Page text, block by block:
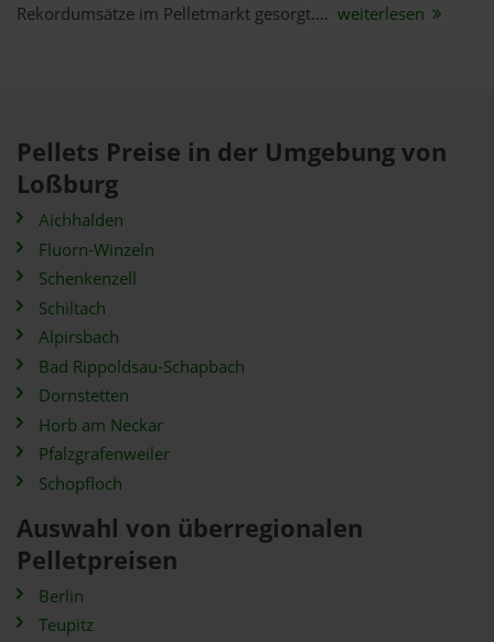
Rekordumsätze im Pelletmarkt gesorgt.... weiterlesen
Pellets Preise in der Umgebung von
Loßburg
Aichhalden
Fluorn-Winzeln
Schenkenzell
Schiltach
Alpirsbach
Bad Rippoldsau-Schapbach
Dornstetten
Horb am Neckar
Pfalzgrafenweiler
Schopfloch
Auswahl von überregionalen
Pelletpreisen
Berlin
Teupitz